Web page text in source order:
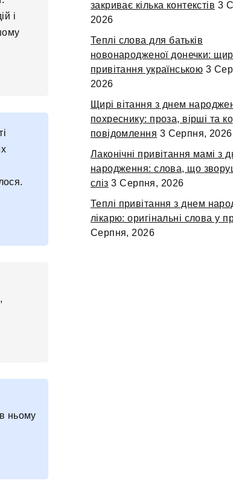
і
ньому
закриває кілька контекстів 3
2026
Теплі слова для батьків
новонародженої донечки:
привітання українською 3
2026
Щирі вітання з днем
похреснику: проза, вірші та
повідомлення 3 Серпня, 2026
Лаконічні привітання мамі з
народження: слова, що
сліз 3 Серпня, 2026
Теплі привітання з днем
лікарю: оригінальні слова у
Серпня, 2026